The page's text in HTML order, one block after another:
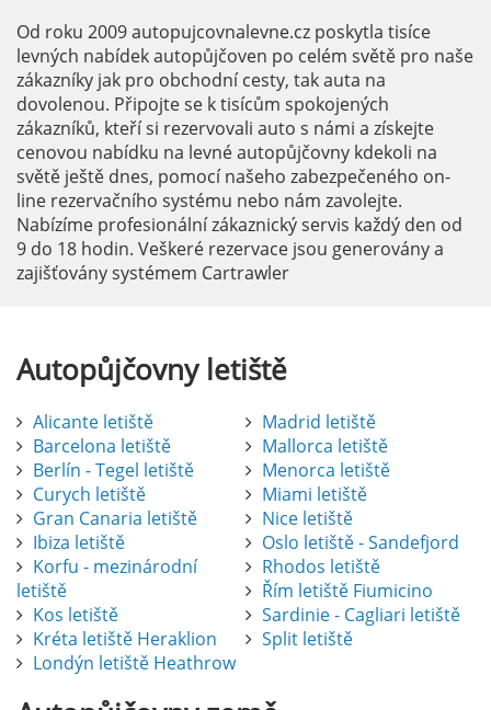
Od roku 2009 autopujcovnalevne.cz poskytla tisíce
levných nabídek autopůjčoven po celém světě pro naše
zákazníky jak pro obchodní cesty, tak auta na
dovolenou. Připojte se k tisícům spokojených
zákazníků, kteří si rezervovali auto s námi a získejte
cenovou nabídku na levné autopůjčovny kdekoli na
světě ještě dnes, pomocí našeho zabezpečeného on-
line rezervačního systému nebo nám zavolejte.
Nabízíme profesionální zákaznický servis každý den od
9 do 18 hodin. Veškeré rezervace jsou generovány a
zajišťovány systémem Cartrawler
Autopůjčovnyletiště
Alicante letiště
Barcelona letiště
Berlín - Tegel letiště
Curych letiště
Gran Canaria letiště
Ibiza letiště
Korfu - mezinárodní
letiště
Kos letiště
Kréta letiště Heraklion
Londýn letiště Heathrow
Madrid letiště
Mallorca letiště
Menorca letiště
Miami letiště
Nice letiště
Oslo letiště - Sandefjord
Rhodos letiště
Řím letiště Fiumicino
Sardinie - Cagliari letiště
Split letiště